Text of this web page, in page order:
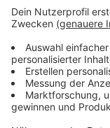
später der
bekommen Sie
Uhr.
Anzeige